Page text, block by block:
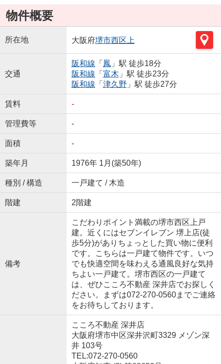
物件概要
所在地 大阪府堺市西区 上
交通
阪和線 「 鳳」駅 徒歩18分
阪和線 「 富木 」駅 徒歩23分
阪和線 「 津久野 」駅 徒歩27分
賃料 -
管理費等 -
面積 -
築年月 1976年 1月(築50年)
種別 / 構造 一戸建て / 木造
階建 2階建
備考
こだわりポイント満載の堺市西区上戸
建。近くにはセブンイレブン 堺上店(徒
歩5分)がありちょっとした買い物に便利
です。こちらは一戸建て物件です。いつ
でも快適空間を味わえる通風良好な気持
ちよい一戸建て。堺市西区の一戸建て
は、ぜひこころ不動産 深井店でお探しく
ださい。まずは072-270-0560までご連絡
をお待ちしております。
こころ不動産 深井店
大阪府堺市中区深井沢町3329 メゾン深
井 103号
TEL:072-270-0560